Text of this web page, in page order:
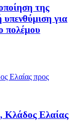
της
για
πολέμου
Κλάδος Ελαίας